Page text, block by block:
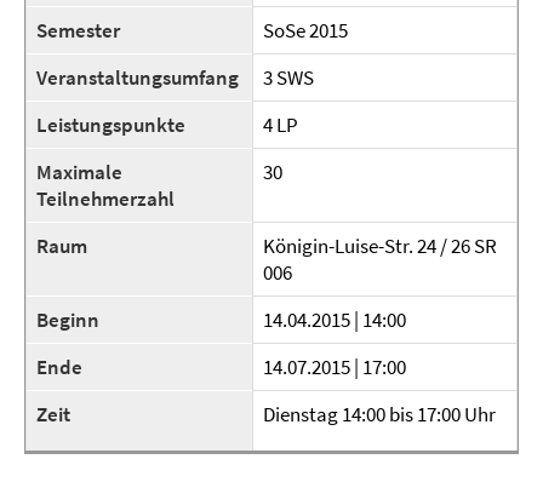
Semester
SoSe 2015
Veranstaltungsumfang
3 SWS
Leistungspunkte
4 LP
Maximale
Teilnehmerzahl
30
Raum
Königin-Luise-Str. 24 / 26 SR
006
Beginn
14.04.2015 | 14:00
Ende
14.07.2015 | 17:00
Zeit
Dienstag 14:00 bis 17:00 Uhr